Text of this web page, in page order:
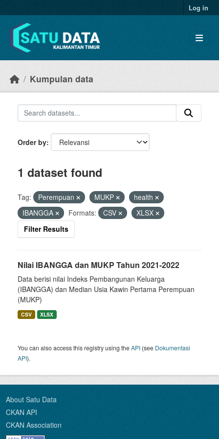
Log in
Kumpulan data
Order by
1 dataset found
Tag: Perempuan MUKP
health
IBANGGA
Formats: CSV
XLSX
Filter Results
Nilai IBANGGA dan MUKP Tahun 2021-2022
Data berisi nilai Indeks Pembangunan Keluarga
(IBANGGA) dan Median Usia Kawin Pertama Perempuan
(MUKP)
CSV XLSX
You can also access this registry using theAPI (see Dokumentasi
API).
About Satu Data
CKAN API
CKAN Association